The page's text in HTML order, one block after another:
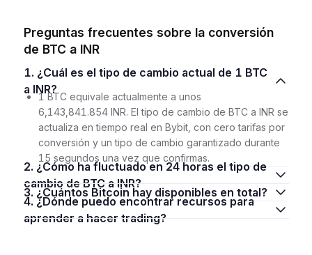
Preguntas frecuentes sobre la conversión
de BTC a INR
1. ¿Cuál es el tipo de cambio actual de 1 BTC
a INR?
1 BTC equivale actualmente a unos
6,143,841.854 INR. El tipo de cambio de BTC a INR se
actualiza en tiempo real en Bybit, con cero tarifas por
conversión y un tipo de cambio garantizado durante
15 segundos una vez que confirmas.
2. ¿Cómo ha fluctuado en 24 horas el tipo de
cambio de BTC a INR?
3. ¿Cuántos Bitcoin hay disponibles en total?
4. ¿Dónde puedo encontrar recursos para
aprender a hacer trading?